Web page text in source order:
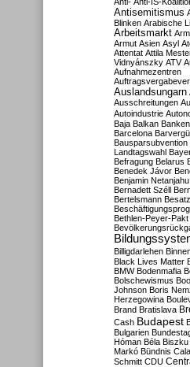
Antisemitismus
Blinken Arabische
Arbeitsmarkt
Armut Asien Asyl
Attentat Attila
Vidnyánszky ATV
Aufnahmezentren
Auslandsungarn
Ausschreitungen
Autoindustrie
Baja Balkan Banken
Barcelona
Bausparsubvention
Landtagswahl
Befragung Belarus
Benedek Jávor
Benjamin Netanjahu
Bernadett Széll
Bertelsmann
Bethlen-Peyer-Pakt
Billigdarlehen
Black Lives Matter
BMW Bodenmafia
Bolschewismus
Johnson Boris
Herzegowina
Brand Bratislava
Cash Budapest
Bulgarien
Hóman Béla Biszku
Markó Bündnis
Schmitt CDU